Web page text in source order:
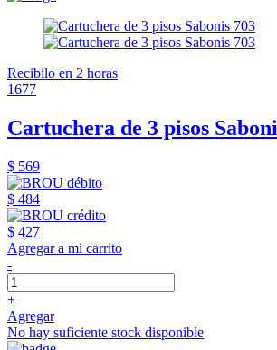
Recibilo en 2 horas
1677
Cartuchera de 3 pisos
$ 569
$ 484
$ 427
Agregar a mi carrito
-
+
Agregar
No hay suficiente stock disponible